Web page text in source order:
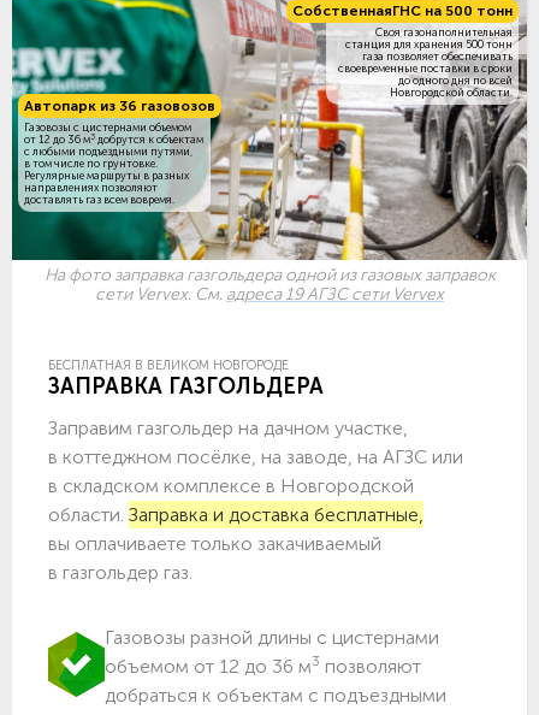
СобственнаяГНС на 500 тонн
Своя газонаполнительная
станция для хранения 500 тонн
газа позволяет обеспечивать
своевременные поставки в сроки
до одного дня по всей
Новгородской области.
Автопарк из 36 газовозов
Газовозы с цистернами объемом
от 12 до 36 м3 добрутся к объектам
c любыми подъездными путями,
в том числе по грунтовке.
Регулярные маршруты в разных
направлениях позволяют
доставлять газ всем вовремя.
На фото заправка газгольдера одной из газовых заправок
сети Vervex. См. адреса 19 АГЗС сети Vervex
БЕСПЛАТНАЯ В ВЕЛИКОМ НОВГОРОДЕ
ЗАПРАВКА ГАЗГОЛЬДЕРА
Заправим газгольдер на дачном участке,
в коттеджном посёлке, на заводе, на АГЗС или
в складском комплексе в Новгородской
области. Заправка и доставка бесплатные,
вы оплачиваете только закачиваемый
в газгольдер газ.
Газовозы разной длины с цистернами
объемом от 12 до 36 м3 позволяют
добраться к объектам c подъездными